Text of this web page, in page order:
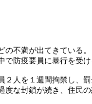
不満が出てきている
防疫要員に暴行を受
人を１週間拘禁し、
な封鎖が続き、住民の